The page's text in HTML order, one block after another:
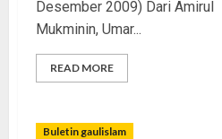
Desember 2009) Dari Amirul
Mukminin, Umar...
READ MORE
Buletin gaulislam